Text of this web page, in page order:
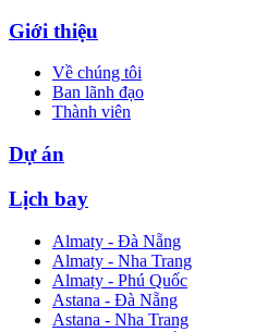
Giới thiệu
Về chúng tôi
Ban lãnh đạo
Thành viên
Dự án
Lịch bay
Almaty - Đà Nẵng
Almaty - Nha Trang
Almaty - Phú Quốc
Astana - Đà Nẵng
Astana - Nha Trang